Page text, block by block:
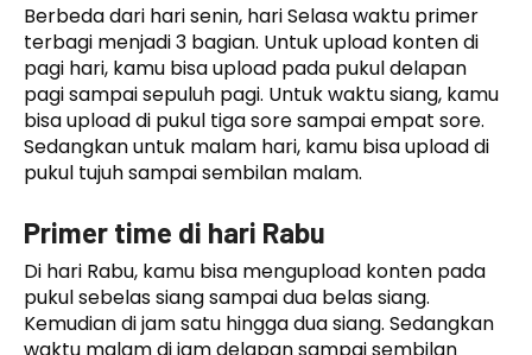
Berbeda dari hari senin, hari Selasa waktu primer
terbagi menjadi 3 bagian. Untuk upload konten di
pagi hari, kamu bisa upload pada pukul delapan
pagi sampai sepuluh pagi. Untuk waktu siang, kamu
bisa upload di pukul tiga sore sampai empat sore.
Sedangkan untuk malam hari, kamu bisa upload di
pukul tujuh sampai sembilan malam.
Primer time di hari Rabu
Di hari Rabu, kamu bisa mengupload konten pada
pukul sebelas siang sampai dua belas siang.
Kemudian di jam satu hingga dua siang. Sedangkan